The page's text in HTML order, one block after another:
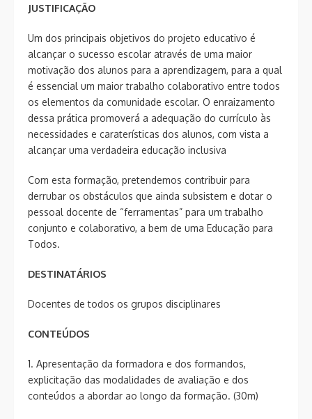
JUSTIFICAÇÃO
Um dos principais objetivos do projeto educativo é
alcançar o sucesso escolar através de uma maior
motivação dos alunos para a aprendizagem, para a qual
é essencial um maior trabalho colaborativo entre todos
os elementos da comunidade escolar. O enraizamento
dessa prática promoverá a adequação do currículo às
necessidades e caraterísticas dos alunos, com vista a
alcançar uma verdadeira educação inclusiva
Com esta formação, pretendemos contribuir para
derrubar os obstáculos que ainda subsistem e dotar o
pessoal docente de “ferramentas” para um trabalho
conjunto e colaborativo, a bem de uma Educação para
Todos.
DESTINATÁRIOS
Docentes de todos os grupos disciplinares
CONTEÚDOS
1. Apresentação da formadora e dos formandos,
explicitação das modalidades de avaliação e dos
conteúdos a abordar ao longo da formação. (30m)